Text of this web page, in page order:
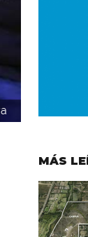
MÁS
Imagen